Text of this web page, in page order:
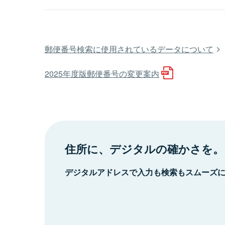
郵便番号検索に使用されているデータについて
2025年度版郵便番号の変更案内
住所に、デジタルの確かさを。
デジタルアドレスで入力も検索もスムーズ